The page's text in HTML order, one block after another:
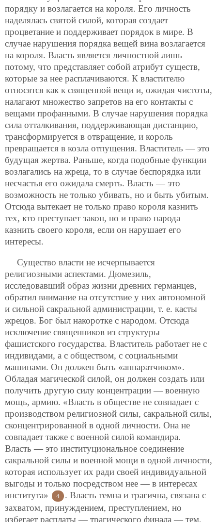
порядку и возлагается на короля. Его личность
наделялась святой силой, которая создает
процветание и поддерживает порядок в мире. В
случае нарушения порядка вещей вина возлагается
на короля. Власть является личностной лишь
потому, что представляет собой атрибут существ,
которые за нее расплачиваются. К властителю
относятся как к священной вещи и, ожидая чистоты,
налагают множество запретов на его контакты с
вещами профанными. В случае нарушения порядка
сила отталкивания, поддерживающая дистанцию,
трансформируется в отвращение, и король
превращается в козла отпущения. Властитель — это
будущая жертва. Раньше, когда подобные функции
возлагались на жреца, то в случае беспорядка или
несчастья его ожидала смерть. Власть — это
возможность не только убивать, но и быть убитым.
Отсюда вытекает не только право короля казнить
тех, кто преступает закон, но и право народа
казнить своего короля, если он нарушает его
интересы.
Существо власти не исчерпывается
религиозными аспектами. Дюмезиль,
исследовавший образ жизни древних германцев,
обратил внимание на отсутствие у них автономной
и сильной сакральной администрации, т. е. касты
жрецов. Бог был накоротке с народом. Отсюда
исключение священников из структуры
фашистского государства. Властитель работает не с
индивидами, а с обществом, с социальными
машинами. Он должен быть «аппаратчиком».
Обладая магической силой, он должен создать или
получить другую силу концентрации — военную
мощь, армию. «Власть в обществе не совпадает с
производством религиозной силы, сакральной силы,
сконцентрированной в одной личности. Она не
совпадает также с военной силой командира.
Власть — это институциональное соединение
сакральной силы и военной мощи в одной личности,
которая использует их ради своей индивидуальной
выгоды и только посредством нее — в интересах
института»
4
. Власть темна и трагична, связана с
захватом, принуждением, преступлением, но
избегает расплаты — трагического финала — тем,